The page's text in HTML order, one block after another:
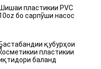
Шишаи пластикии PVC
бо сарпӯши насос
Бастабандии қубурҳои
пластикии
баланд